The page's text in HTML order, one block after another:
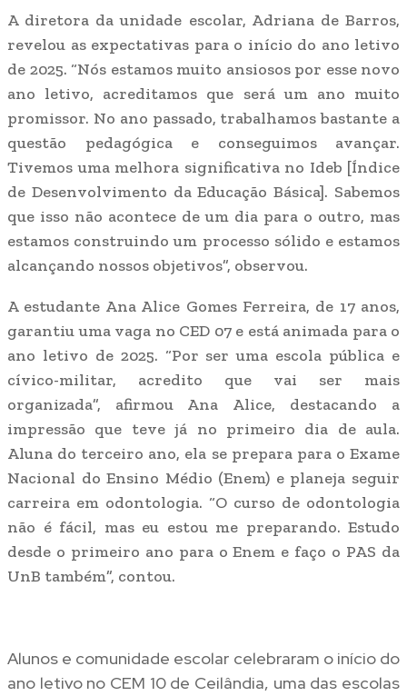
A diretora da unidade escolar, Adriana de Barros,
revelou as expectativas para o início do ano letivo
de 2025. “Nós estamos muito ansiosos por esse novo
ano letivo, acreditamos que será um ano muito
promissor. No ano passado, trabalhamos bastante a
questão pedagógica e conseguimos avançar.
Tivemos uma melhora significativa no Ideb [Índice
de Desenvolvimento da Educação Básica]. Sabemos
que isso não acontece de um dia para o outro, mas
estamos construindo um processo sólido e estamos
alcançando nossos objetivos”, observou.
A estudante Ana Alice Gomes Ferreira, de 17 anos,
garantiu uma vaga no CED 07 e está animada para o
ano letivo de 2025. “Por ser uma escola pública e
cívico-militar, acredito que vai ser mais
organizada”, afirmou Ana Alice, destacando a
impressão que teve já no primeiro dia de aula.
Aluna do terceiro ano, ela se prepara para o Exame
Nacional do Ensino Médio (Enem) e planeja seguir
carreira em odontologia. “O curso de odontologia
não é fácil, mas eu estou me preparando. Estudo
desde o primeiro ano para o Enem e faço o PAS da
UnB também”, contou.
Alunos e comunidade escolar celebraram o início do
ano letivo no CEM 10 de Ceilândia, uma das escolas